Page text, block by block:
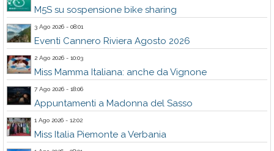
M5S su sospensione bike sharing
3 Ago 2026 - 08:01
Eventi Cannero Riviera Agosto 2026
2 Ago 2026 - 10:03
Miss Mamma Italiana: anche da Vignone
7 Ago 2026 - 18:06
Appuntamenti a Madonna del Sasso
1 Ago 2026 - 12:02
Miss Italia Piemonte a Verbania